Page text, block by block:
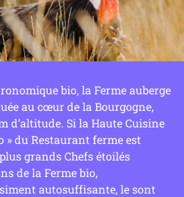
bio, la Ferme auberge
au cœur de la Bourgogne,
d’altitude. Si la Haute Cuisine
» du Restaurant ferme est
grands Chefs étoilés
de la Ferme bio,
autosuffisante, le sont